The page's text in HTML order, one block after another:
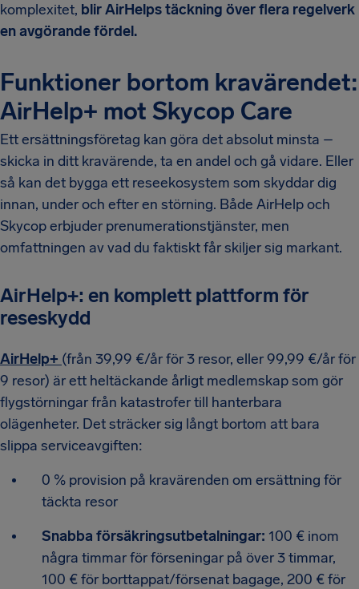
komplexitet, blir AirHelps täckning över flera regelverk
en avgörande fördel.
Funktioner bortom kravärendet:
AirHelp+ mot Skycop Care
Ett ersättningsföretag kan göra det absolut minsta –
skicka in ditt kravärende, ta en andel och gå vidare. Eller
så kan det bygga ett reseekosystem som skyddar dig
innan, under och efter en störning. Både AirHelp och
Skycop erbjuder prenumerationstjänster, men
omfattningen av vad du faktiskt får skiljer sig markant.
AirHelp+: en komplett plattform för
reseskydd
AirHelp+ (från 39,99 €/år för 3 resor, eller 99,99 €/år för
9 resor) är ett heltäckande årligt medlemskap som gör
flygstörningar från katastrofer till hanterbara
olägenheter. Det sträcker sig långt bortom att bara
slippa serviceavgiften:
0 % provision på kravärenden om ersättning för
täckta resor
Snabba försäkringsutbetalningar: 100 € inom
några timmar för förseningar på över 3 timmar,
100 € för borttappat/försenat bagage, 200 € för